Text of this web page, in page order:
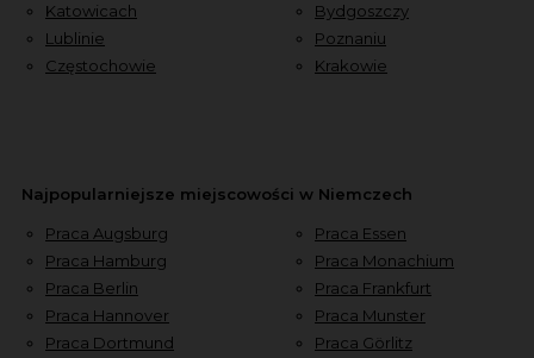
Katowicach
Lublinie
Częstochowie
Bydgoszczy
Poznaniu
Krakowie
Najpopularniejsze miejscowości w Niemczech
Praca Augsburg
Praca Hamburg
Praca Berlin
Praca Hannover
Praca Dortmund
Praca Essen
Praca Monachium
Praca Frankfurt
Praca Munster
Praca Görlitz